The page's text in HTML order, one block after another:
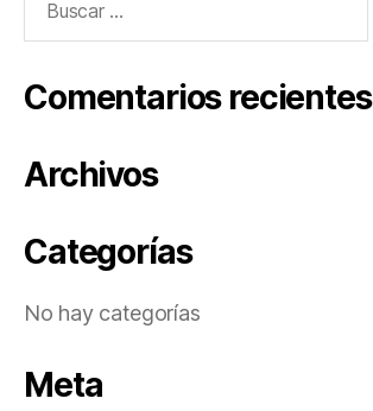
Comentarios recientes
Archivos
Categorías
No hay categorías
Meta